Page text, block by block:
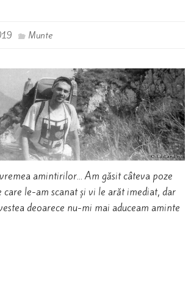
Munte
amintirilor… Am găsit câteva poze
le-am scanat și vi le arăt imediat, dar
deoarece nu-mi mai aduceam aminte